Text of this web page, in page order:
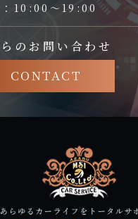
：10:00～19:00
のお問い合わせ
CONTACT